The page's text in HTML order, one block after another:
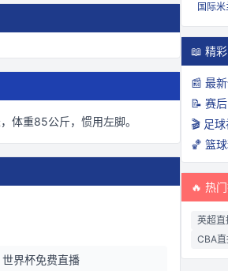
，体重85公斤，惯用左脚。
世界杯免费直播
国际米
📖 精
📰 最
📝 赛
🎬 足
🏀 篮
🔥 热
英超直
CBA